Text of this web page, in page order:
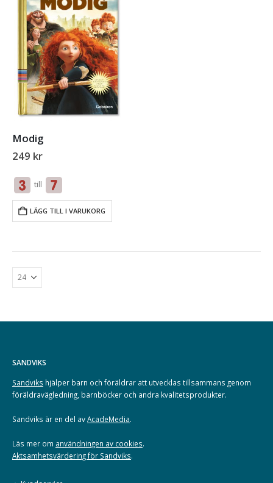
Modig
249 kr
till
LÄGG TILL I VARUKORG
SANDVIKS
Sandviks hjälper barn och föräldrar att utvecklas tillsammans genom
föräldravägledning, barnböcker och andra kvalitetsprodukter.
Sandviks är en del avAcadeMedia.
Läs mer om användningen av cookies.
Aktsamhetsvärdering för Sandviks.